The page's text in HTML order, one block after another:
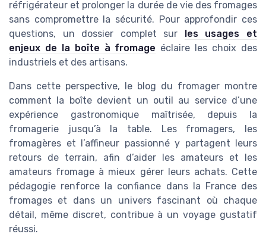
réfrigérateur et prolonger la durée de vie des fromages
sans compromettre la sécurité. Pour approfondir ces
questions, un dossier complet sur les usages et
enjeux de la boîte à fromage éclaire les choix des
industriels et des artisans.
Dans cette perspective, le blog du fromager montre
comment la boîte devient un outil au service d’une
expérience gastronomique maîtrisée, depuis la
fromagerie jusqu’à la table. Les fromagers, les
fromagères et l’affineur passionné y partagent leurs
retours de terrain, afin d’aider les amateurs et les
amateurs fromage à mieux gérer leurs achats. Cette
pédagogie renforce la confiance dans la France des
fromages et dans un univers fascinant où chaque
détail, même discret, contribue à un voyage gustatif
réussi.